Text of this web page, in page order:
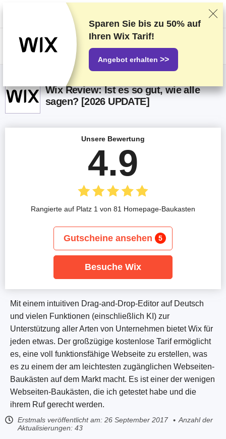
Wir bewerten die Anbieter auf Grundlage strenger Tests und Bewertungen,
berücksichtigen aber auch Dein Feedback und unsere geschäftlichen
Vereinbarungen mit den Anbietern.Diese Seite enthält Affiliate-Links
Wix Review: Ist es so gut, wie alle
sagen? [2026 UPDATE]
Mit einem intuitiven Drag-and-Drop-Editor auf Deutsch
und vielen Funktionen (einschließlich KI) zur
Unterstützung aller Arten von Unternehmen bietet Wix für
jeden etwas. Der großzügige kostenlose Tarif ermöglicht
es, eine voll funktionsfähige Webseite zu erstellen, was
es zu einem der am leichtesten zugänglichen Webseiten-
Baukästen auf dem Markt macht. Es ist einer der wenigen
Webseiten-Baukästen, die ich getestet habe und die
ihrem Ruf gerecht werden.
Erstmals veröffentlicht am: 26 September 2017
Anzahl der
Aktualisierungen: 43
Unsere Bewertung
4.9
Rangierte auf Platz 1 von 81 Homepage-Baukasten
Gutscheine ansehen 5
Besuche Wix
Sparen Sie bis zu 50% auf
Ihren Wix Tarif!
Angebot erhalten >>